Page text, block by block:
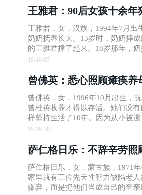
王雅君：90后女孩十余
王雅君，女，汉族，1994年7月
奶奶抚养长大。13岁时，奶奶摔
的王雅君撑了起来。18岁那年，
王雅君始终把行动不便的爷爷带
范”。
19-10-07
曾佛英：悉心照顾瘫痪养
曾佛英，女，1996年10月出生，
曾桂英收养才得以存活。她们没
样坚持生活了10年。因为从小被
19-09-30
萨仁格日乐：不辞辛劳照
萨仁格日乐，女，蒙古族，1971
家里就有三位先天性智力缺陷老
嫌弃，而是把他们当成自己的至亲